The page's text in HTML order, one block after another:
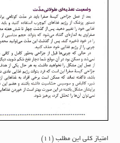
امتیاز کلی این مطلب (11)